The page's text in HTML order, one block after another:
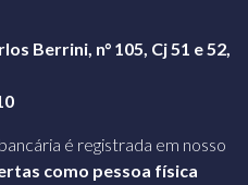
Berrini, n° 105, Cj 51 e 52,
é registrada em nosso
como pessoa física